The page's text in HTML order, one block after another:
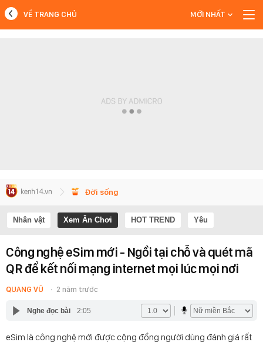
VỀ TRANG CHỦ MỚI NHẤT
Đời sống
Nhân vật Xem Ăn Chơi HOT TREND Yêu
Công nghệ eSim mới - Ngồi tại chỗ và quét mã
QR để kết nối mạng internet mọi lúc mọi nơi
QUANG VŨ 2 năm trước
Nghe đọc bài 2:05
eSim là công nghệ mới được cộng đồng người dùng đánh giá rất